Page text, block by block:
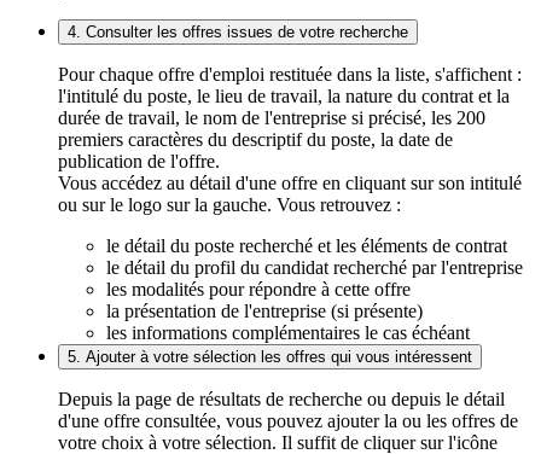
4. Consulter les offres issues de votre recherche
Pour chaque offre d'emploi restituée dans la liste, s'affichent :
l'intitulé du poste, le lieu de travail, la nature du contrat et la
durée de travail, le nom de l'entreprise si précisé, les 200
premiers caractères du descriptif du poste, la date de
publication de l'offre.
Vous accédez au détail d'une offre en cliquant sur son intitulé
ou sur le logo sur la gauche. Vous retrouvez :
le détail du poste recherché et les éléments de contrat
le détail du profil du candidat recherché par l'entreprise
les modalités pour répondre à cette offre
la présentation de l'entreprise (si présente)
les informations complémentaires le cas échéant
5. Ajouter à votre sélection les offres qui vous intéressent
Depuis la page de résultats de recherche ou depuis le détail
d'une offre consultée, vous pouvez ajouter la ou les offres de
votre choix à votre sélection. Il suffit de cliquer sur l'icône